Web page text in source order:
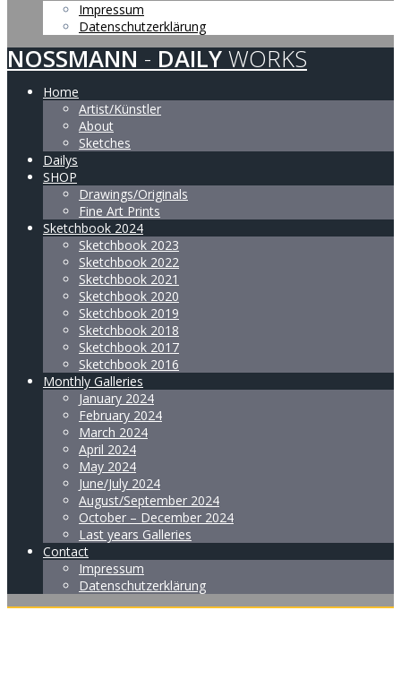
Impressum
Datenschutzerklärung
NOSSMANN - DAILY WORKS
Home
Artist/Künstler
About
Sketches
Dailys
SHOP
Drawings/Originals
Fine Art Prints
Sketchbook 2024
Sketchbook 2023
Sketchbook 2022
Sketchbook 2021
Sketchbook 2020
Sketchbook 2019
Sketchbook 2018
Sketchbook 2017
Sketchbook 2016
Monthly Galleries
January 2024
February 2024
March 2024
April 2024
May 2024
June/July 2024
August/September 2024
October – December 2024
Last years Galleries
Contact
Impressum
Datenschutzerklärung